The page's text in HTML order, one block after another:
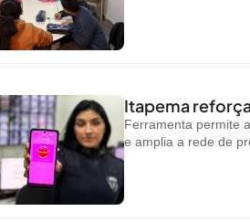
Itapema
Ferramenta permite
e amplia a rede de